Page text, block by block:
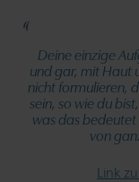
Deine einzige
und gar, mit Haut
nicht formulieren,
sein, so wie du
was das bedeutet
von
Link